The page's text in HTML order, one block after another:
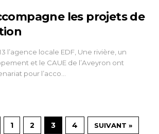
les projets de
l’agence locale EDF, Une rivière, un
et le CAUE de l’Aveyron ont
pour l’acco…
1 2 3 4 SUIVANT »